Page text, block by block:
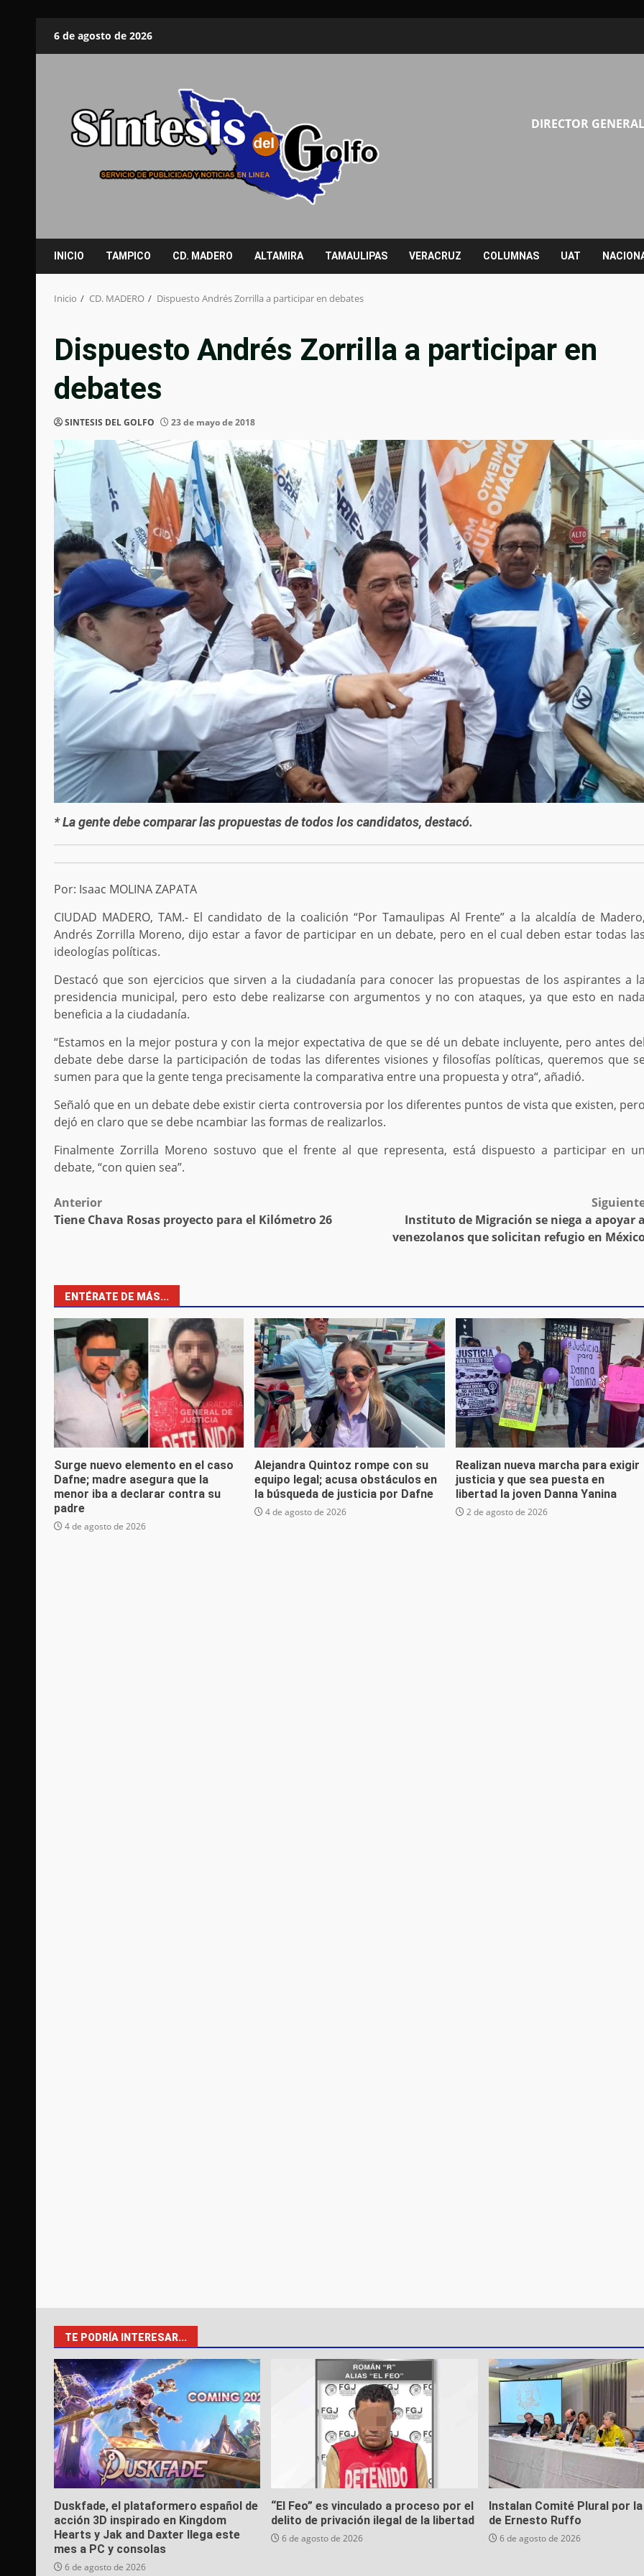
6 de agosto de 2026
DIRECTOR
INICIO TAMPICO CD. MADERO ALTAMIRA TAMAULIPAS VERACRUZ COLUMNAS UAT
Inicio CD. MADERO Dispuesto Andrés Zorrilla a participar en debates
Dispuesto Andrés Zorrilla a participar en
debates
SINTESIS DEL GOLFO 23 de mayo de 2018
* La gente debe comparar las propuestas de todos los candidatos, destacó.
Por: Isaac MOLINA ZAPATA
CIUDAD MADERO, TAM.- El candidato de la coalición “Por Tamaulipas Al Frente” a la alcaldía de
Andrés Zorrilla Moreno, dijo estar a favor de participar en un debate, pero en el cual deben estar todas
ideologías políticas.
Destacó que son ejercicios que sirven a la ciudadanía para conocer las propuestas de los aspirantes a
presidencia municipal, pero esto debe realizarse con argumentos y no con ataques, ya que esto en
beneficia a la ciudadanía.
“Estamos en la mejor postura y con la mejor expectativa de que se dé un debate incluyente, pero antes
debate debe darse la participación de todas las diferentes visiones y filosofías políticas, queremos que
sumen para que la gente tenga precisamente la comparativa entre una propuesta y otra“, añadió.
Señaló que en un debate debe existir cierta controversia por los diferentes puntos de vista que existen,
dejó en claro que se debe ncambiar las formas de realizarlos.
Finalmente Zorrilla Moreno sostuvo que el frente al que representa, está dispuesto a participar en
debate, “con quien sea”.
Post
Anterior
Tiene Chava Rosas proyecto para el Kilómetro 26
Instituto de Migración se niega a apoyar
venezolanos que solicitan refugio en
ENTÉRATE DE MÁS...
Surge nuevo elemento en el caso
Dafne; madre asegura que la
menor iba a declarar contra su
padre
4 de agosto de 2026
Alejandra Quintoz rompe con su
equipo legal; acusa obstáculos en
la búsqueda de justicia por Dafne
4 de agosto de 2026
Realizan nueva marcha para exigir
justicia y que sea puesta en
libertad la joven Danna Yanina
2 de agosto de 2026
TE PODRÍA INTERESAR...
Duskfade, el plataformero español de
acción 3D inspirado en Kingdom
Hearts y Jak and Daxter llega este
mes a PC y consolas
6 de agosto de 2026
“El Feo” es vinculado a proceso por el
delito de privación ilegal de la libertad
6 de agosto de 2026
Instalan Comité Plural por
de Ernesto Ruffo
6 de agosto de 2026